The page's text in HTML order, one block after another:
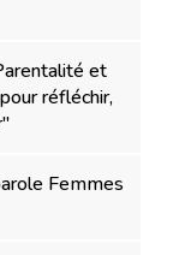
et
réfléchir,
Femmes